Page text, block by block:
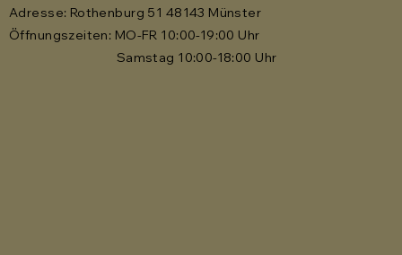
Adresse: Rothenburg 51 48143 Münster
Öffnungszeiten: MO-FR 10:00-19:00 Uhr
Samstag 10:00-18:00 Uhr